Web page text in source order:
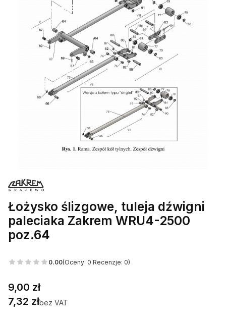
Łożysko ślizgowe, tuleja dźwigni
paleciaka Zakrem WRU4-2500
poz.64
0.00(Oceny: 0 Recenzje: 0)
Cena
7,32 złbez VAT
Cena
9,00 zł